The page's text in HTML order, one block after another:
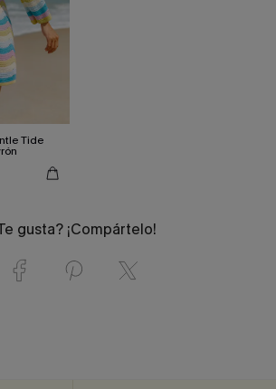
Tide
gusta? ¡Compártelo!